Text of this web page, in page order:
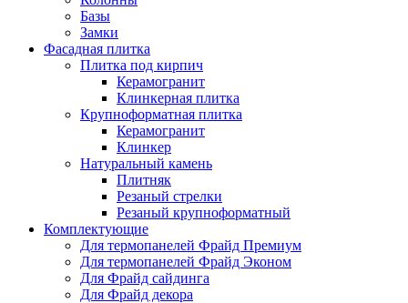
Базы
Замки
Фасадная плитка
Плитка под кирпич
Керамогранит
Клинкерная плитка
Крупноформатная плитка
Керамогранит
Клинкер
Натуральный камень
Плитняк
Резаный стрелки
Резаный крупноформатный
Комплектующие
Для термопанелей Фрайд Премиум
Для термопанелей Фрайд Эконом
Для Фрайд сайдинга
Для Фрайд декора